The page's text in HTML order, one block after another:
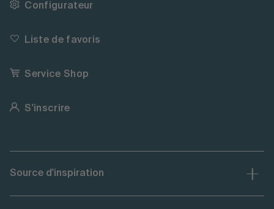
Configurateur
Liste de favoris
Service Shop
S'inscrire
Source d'inspiration